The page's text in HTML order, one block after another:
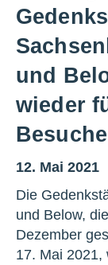
und
wieder
12. Mai 2021
Die
und Below,
Dezember
17. Mai 2021,